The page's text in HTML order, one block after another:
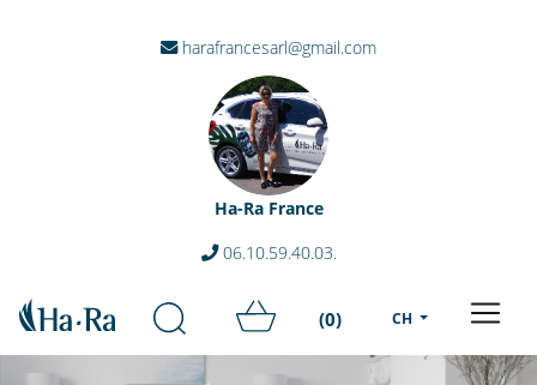
harafrancesarl@gmail.com
Ha-Ra France
06.10.59.40.03.
(0) CH